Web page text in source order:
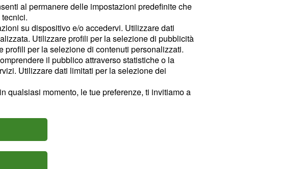
al permanere delle impostazioni predefinite che
su dispositivo e/o accedervi. Utilizzare dati
Utilizzare profili per la selezione di pubblicità
per la selezione di contenuti personalizzati.
il pubblico attraverso statistiche o la
Utilizzare dati limitati per la selezione dei
qualsiasi momento, le tue preferenze, ti invitiamo a